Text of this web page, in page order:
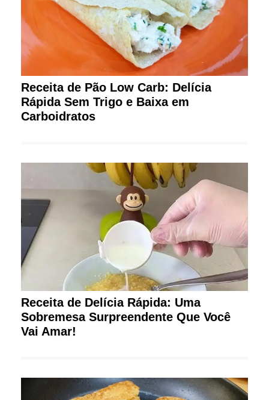
Receita de Pão Low Carb: Delícia
Rápida Sem Trigo e Baixa em
Carboidratos
Receita de Delícia Rápida: Uma
Sobremesa Surpreendente Que Você
Vai Amar!